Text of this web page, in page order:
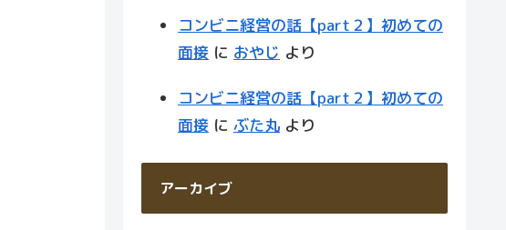
コンビニ経営の話【part２】初めての
面接 に おやじ より
コンビニ経営の話【part２】初めての
面接 に ぶた丸 より
アーカイブ